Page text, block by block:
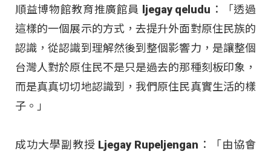
順益博物館教育推廣館員 ljegay qeludu：「透過
這樣的一個展示的方式，去提升外面對原住民族的
認識，從認識到理解然後到整個影響力，是讓整個
台灣人對於原住民不是只是過去的那種刻板印象，
而是真真切切地認識到，我們原住民真實生活的樣
子。」
成功大學副教授 Ljegay Rupeljengan：「由協會